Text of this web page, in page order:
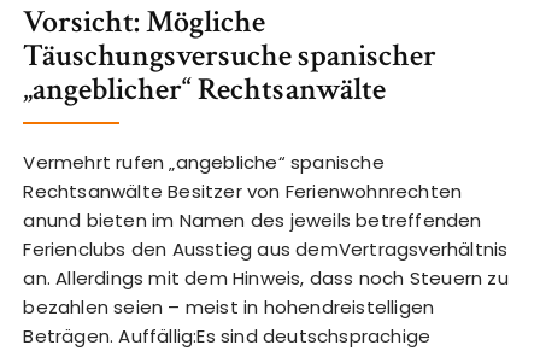
Vorsicht: Mögliche
Täuschungsversuche spanischer
„angeblicher“ Rechtsanwälte
Vermehrt rufen „angebliche“ spanische
Rechtsanwälte Besitzer von Ferienwohnrechten
anund bieten im Namen des jeweils betreffenden
Ferienclubs den Ausstieg aus demVertragsverhältnis
an. Allerdings mit dem Hinweis, dass noch Steuern zu
bezahlen seien – meist in hohendreistelligen
Beträgen. Auffällig:Es sind deutschsprachige